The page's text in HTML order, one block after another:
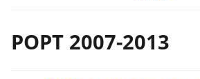
POPT 2007-2013